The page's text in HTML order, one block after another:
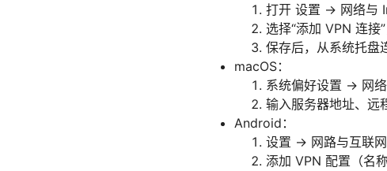
打开 设置 -> 网络与
选择“添加 VPN 连接
保存后，从系统托盘
macOS：
系统偏好设置 -> 网
输入服务器地址、远
Android：
设置 -> 网路与互联网
添加 VPN 配置（名